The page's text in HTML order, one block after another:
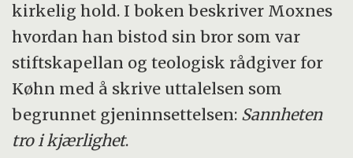
kirkelig hold. I boken beskriver Moxnes
hvordan han bistod sin bror som var
stiftskapellan og teologisk rådgiver for
Køhn med å skrive uttalelsen som
begrunnet gjeninnsettelsen: Sannheten
tro i kjærlighet.